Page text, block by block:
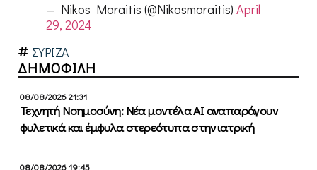
— Nikos Moraitis (@Nikosmoraitis) April
29, 2024
ΣΥΡΙΖΑ
ΔΗΜΟΦΙΛΗ
08/08/2026 21:31
Τεχνητή Νοημοσύνη: Νέα μοντέλα ΑΙ αναπαράγουν
φυλετικά και έμφυλα στερεότυπα στην ιατρική
08/08/2026 19:45